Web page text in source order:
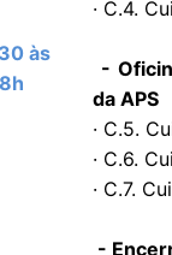
às
· C.4.
-
da APS
· C.5.
· C.6.
· C.7.
-